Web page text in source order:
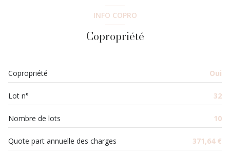
INFO COPRO
Copropriété
Copropriété Oui
Lot n° 32
Nombre de lots 10
Quote part annuelle des charges 371,64 €